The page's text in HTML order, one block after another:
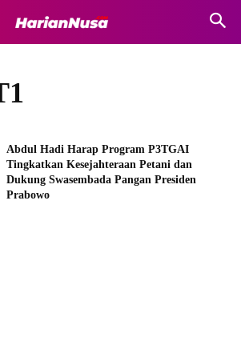
Abdul Hadi Harap Program P3TGAI
Tingkatkan Kesejahteraan Petani dan
Dukung Swasembada Pangan Presiden
Prabowo